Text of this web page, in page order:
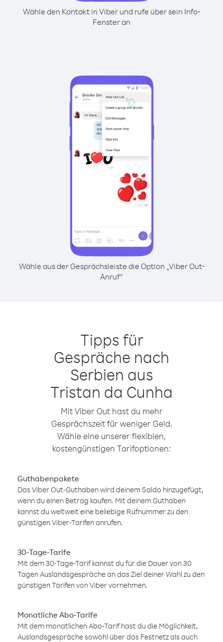
Wähle den Kontakt in Viber und rufe über sein Info-
Fenster an
Wähle aus der Gesprächsleiste die Option „Viber Out-
Anruf“
Tipps für
Gespräche nach
Serbien aus
Tristan da Cunha
Mit Viber Out hast du mehr
Gesprächszeit für weniger Geld.
Wähle eine unserer flexiblen,
kostengünstigen Tarifoptionen:
Guthabenpakete
Das Viber Out-Guthaben wird deinem Saldo hinzugefügt,
wenn du einen Betrag kaufen. Mit deinem Guthaben
kannst du weltweit eine beliebige Rufnummer zu den
günstigen Viber-Tarifen anrufen.
30-Tage-Tarife
Mit dem 30-Tage-Tarif kannst du für die Dauer von 30
Tagen Auslandsgespräche an das Ziel deiner Wahl zu den
günstigen Tarifen von Viber vornehmen.
Monatliche Abo-Tarife
Mit dem monatlichen Abo-Tarif hast du die Möglichkeit,
Auslandsgespräche sowohl über das Festnetz als auch